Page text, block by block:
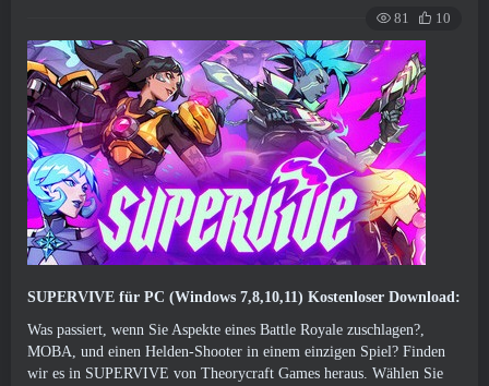
81 10
SUPERVIVE für PC (Windows 7,8,10,11) Kostenloser Download:
Was passiert, wenn Sie Aspekte eines Battle Royale zuschlagen?,
MOBA, und einen Helden-Shooter in einem einzigen Spiel? Finden
wir es in SUPERVIVE von Theorycraft Games heraus. Wählen Sie